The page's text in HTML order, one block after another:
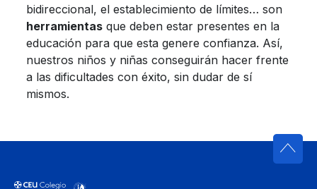
bidireccional, el establecimiento de límites… son
herramientasque deben estar presentes en la
educación para que esta genere confianza. Así,
nuestros niños y niñas conseguirán hacer frente
a las dificultades con éxito, sin dudar de sí
mismos.